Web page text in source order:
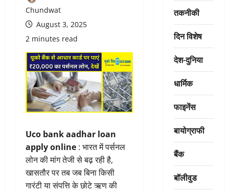
Chundwat
August 3, 2025
2 minutes read
Uco bank aadhar loan
apply online : भारत में पर्सनल
लोन की मांग तेजी से बढ़ रही है,
खासतौर पर तब जब बिना किसी
गारंटी या संपत्ति के छोटे ऋण की
तकनीकी
दिन विशेष
देश-दुनिया
धार्मिक
फाइनेंस
बायोग्राफी
बैंक
बॉलीवुड